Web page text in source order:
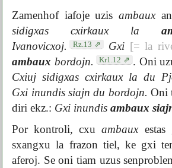
Zamenhof iafoje uzis ambaux
sidigxas cxirkaux la
Ivanovicxoj.
Rz.13 Gxi [= la
ambaux bordojn. Kr1.12 . Oni
Cxiuj sidigxas cxirkaux la du
Gxi inundis siajn du bordojn. Oni
diri ekz.: Gxi inundisambaux
Por kontroli, cxuambauxestas
sxangxu la frazon tiel, ke gxi
aferoj. Se oni tiam uzus